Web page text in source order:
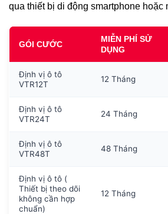
qua thiết bị di động smartphone hoặc
GÓI CƯỚC
MIỄN PHÍ SỬ
DỤNG
Định vị ô tô
VTR12T
12 Tháng
Định vị ô tô
VTR24T
24 Tháng
Định vị ô tô
VTR48T
48 Tháng
Định vị ô tô (
Thiết bị theo dõi
không cần hợp
chuẩn)
12 Tháng